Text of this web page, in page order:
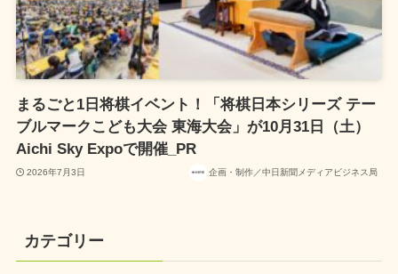
まるごと1日将棋イベント！「将棋日本シリーズ テー
ブルマークこども大会 東海大会」が10月31日（土）
Aichi Sky Expoで開催_PR
2026年7月3日 企画・制作／中日新聞メディアビジネス局
カテゴリー